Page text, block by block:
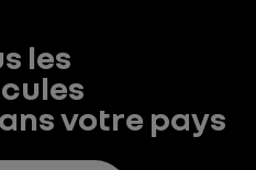
les
votre pays